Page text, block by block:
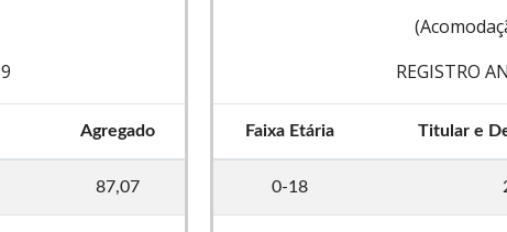
Agregado
87,07
REGISTRO
Faixa Etária Titular e
0-18